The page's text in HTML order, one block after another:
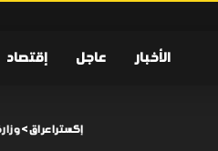
الأخبار عاجل إقتصاد
إكسترا عراق>